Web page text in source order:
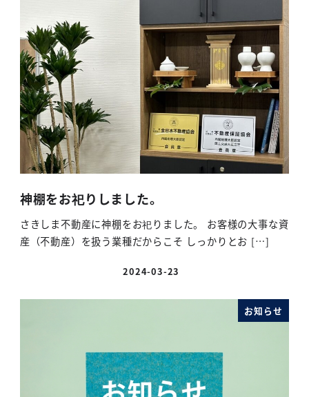
神棚をお祀りしました。
さきしま不動産に神棚をお祀りました。 お客様の大事な資
産（不動産）を扱う業種だからこそ しっかりとお […]
2024-03-23
お知らせ